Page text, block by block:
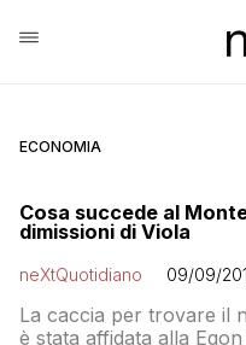
ECONOMIA
Cosa succede al
dimissioni di Viola
neXtQuotidiano 09/09/
La caccia per trovare il nuovo amministratore delegato
è stata affidata alla